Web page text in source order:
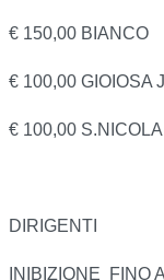
€ 150,00 BIANCO
€ 100,00 GIOIOSA
€ 100,00
DIRIGENTI
INIBIZIONE FINO